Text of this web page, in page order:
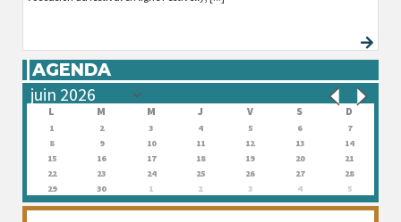
AGENDA
L M M J V S D
1 2 3 4 5 6
7
8
9 10 11 12 13
14
15
16 17 18 19 20
21
22
23 24 25 26 27
28
29
30 1 2 3 4 5